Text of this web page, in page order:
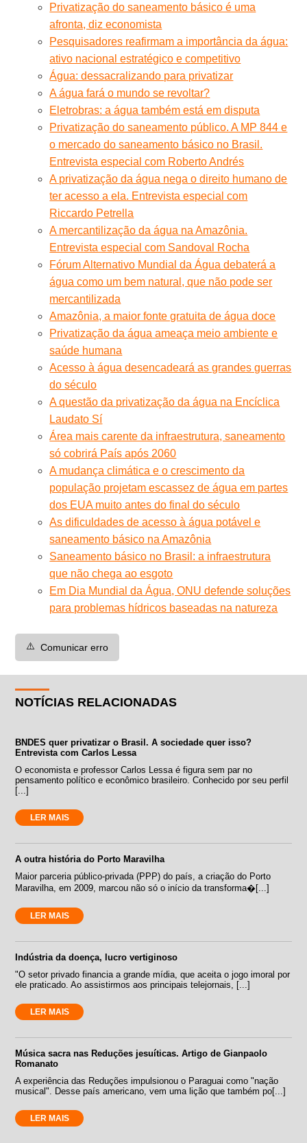
Privatização do saneamento básico é uma
afronta, diz economista
Pesquisadores reafirmam a importância da água:
ativo nacional estratégico e competitivo
Água: dessacralizando para privatizar
A água fará o mundo se revoltar?
Eletrobras: a água também está em disputa
Privatização do saneamento público. A MP 844 e
o mercado do saneamento básico no Brasil.
Entrevista especial com Roberto Andrés
A privatização da água nega o direito humano de
ter acesso a ela. Entrevista especial com
Riccardo Petrella
A mercantilização da água na Amazônia.
Entrevista especial com Sandoval Rocha
Fórum Alternativo Mundial da Água debaterá a
água como um bem natural, que não pode ser
mercantilizada
Amazônia, a maior fonte gratuita de água doce
Privatização da água ameaça meio ambiente e
saúde humana
Acesso à água desencadeará as grandes guerras
do século
A questão da privatização da água na Encíclica
Laudato Sí
Área mais carente da infraestrutura, saneamento
só cobrirá País após 2060
A mudança climática e o crescimento da
população projetam escassez de água em partes
dos EUA muito antes do final do século
As dificuldades de acesso à água potável e
saneamento básico na Amazônia
Saneamento básico no Brasil: a infraestrutura
que não chega ao esgoto
Em Dia Mundial da Água, ONU defende soluções
para problemas hídricos baseadas na natureza
⚠️ Comunicar erro
NOTÍCIAS RELACIONADAS
BNDES quer privatizar o Brasil. A sociedade quer isso?
Entrevista com Carlos Lessa
O economista e professor Carlos Lessa é figura sem par no
pensamento político e econômico brasileiro. Conhecido por seu perfil
[...]
LER MAIS
A outra história do Porto Maravilha
Maior parceria público-privada (PPP) do país, a criação do Porto
Maravilha, em 2009, marcou não só o início da transforma�[...]
LER MAIS
Indústria da doença, lucro vertiginoso
"O setor privado financia a grande mídia, que aceita o jogo imoral por
ele praticado. Ao assistirmos aos principais telejornais, [...]
LER MAIS
Música sacra nas Reduções jesuíticas. Artigo de Gianpaolo
Romanato
A experiência das Reduções impulsionou o Paraguai como "nação
musical". Desse país americano, vem uma lição que também po[...]
LER MAIS